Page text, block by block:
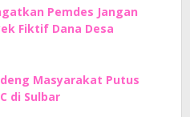
Pemdes Jangan
Fiktif Dana Desa
Masyarakat Putus
di Sulbar